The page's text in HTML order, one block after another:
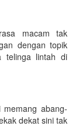
macam tak
dengan topik
telinga lintah di
abang-
dekat sini tak